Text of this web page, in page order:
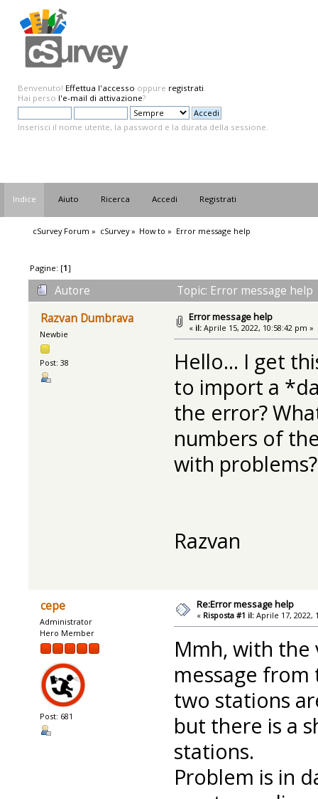
Benvenuto! Effettua l'accesso oppure registrati.
Hai perso l'e-mail di attivazione?
Inserisci il nome utente, la password e la durata della sessione.
Indice Aiuto Ricerca Accedi Registrati
cSurvey Forum » cSurvey» How to » Error message help
Pagine: [1]
Autore
Topic: Error message
Razvan Dumbrava
Newbie
Post: 38
Error message help
« il: Aprile 15, 2022, 10:58:42 pm »
Hello... I get
to import a
the error?
numbers of
with problems?
Razvan
cepe
Administrator
Hero Member
Post: 681
Re:Error message help
« Risposta #1 il: Aprile 17, 2022,
Mmh, with the
message
two stations
but there is a
stations.
Problem is in